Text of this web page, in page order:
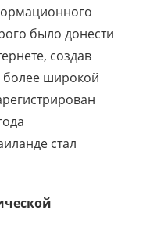
было донести
создав
широкой
стал